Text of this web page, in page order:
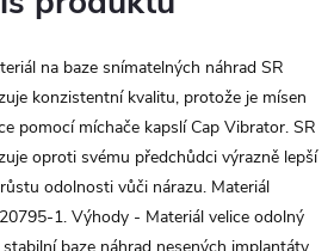
na baze snímatelných náhrad SR
konzistentní kvalitu, protože je mísen
pomocí míchače kapslí Cap Vibrator. SR
oproti svému předchůdci výrazně lepší
odolnosti vůči nárazu. Materiál
1. Výhody - Materiál velice odolný